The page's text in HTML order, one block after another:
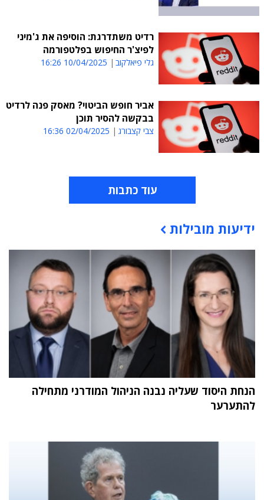
רדיט משתדרגת: הוסיפה את ג'מיני
לפיצ'ר החיפוש בפלטפורמה
גלי פיאלקוב 10/04/2025 16:26
אביר חופש הביטוי? מאסק פנה לרדיט
בבקשה להסיר תוכן
צבי קצבורג 02/04/2025 16:36
עוד כתבות
תוכן פרסומי
ידיעות מובילות
הנחת היסוד שעליה נבנה הניהול המודרני מתחילה
להתערער